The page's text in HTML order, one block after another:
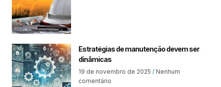
Estratégias de manutenção devem ser
dinâmicas
19 de novembro de 2025
Nenhum
comentário